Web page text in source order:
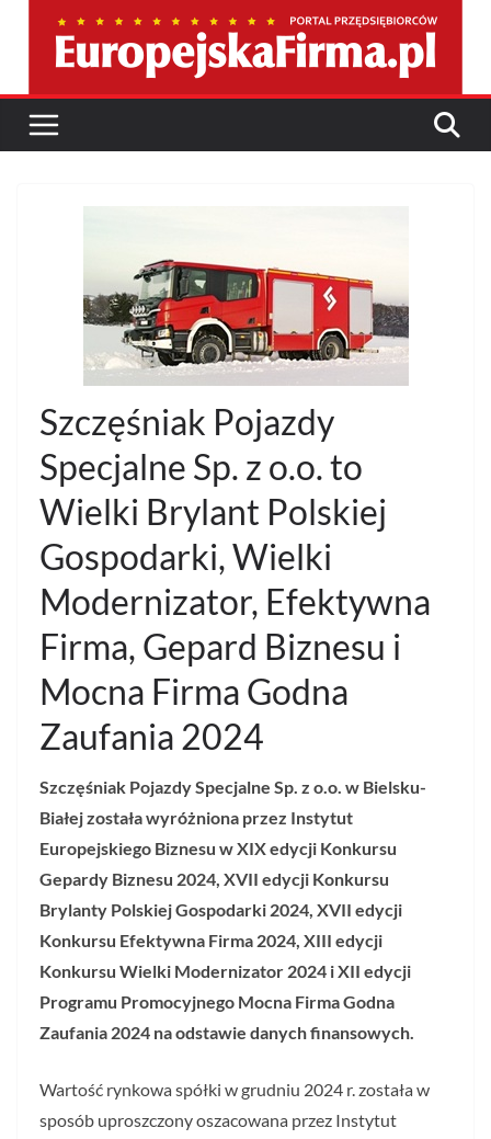
Szczęśniak Pojazdy
Specjalne Sp. z o.o. to
Wielki Brylant Polskiej
Gospodarki, Wielki
Modernizator, Efektywna
Firma, Gepard Biznesu i
Mocna Firma Godna
Zaufania 2024
Szczęśniak Pojazdy Specjalne Sp. z o.o. w Bielsku-
Białej została wyróżniona przez Instytut
Europejskiego Biznesu w XIX edycji Konkursu
Gepardy Biznesu 2024, XVII edycji Konkursu
Brylanty Polskiej Gospodarki 2024, XVII edycji
Konkursu Efektywna Firma 2024, XIII edycji
Konkursu Wielki Modernizator 2024 i XII edycji
Programu Promocyjnego Mocna Firma Godna
Zaufania 2024 na odstawie danych finansowych.
Wartość rynkowa spółki w grudniu 2024 r. została w
sposób uproszczony oszacowana przez Instytut